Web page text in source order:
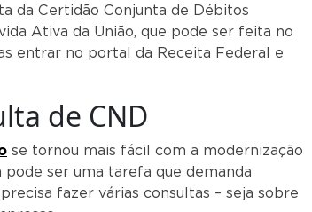
da Certidão Conjunta de Débitos
Ativa da União, que pode ser feita no
entrar no portal da Receita Federal e
de CND
se tornou mais fácil com a modernização
ser uma tarefa que demanda
fazer várias consultas – seja sobre